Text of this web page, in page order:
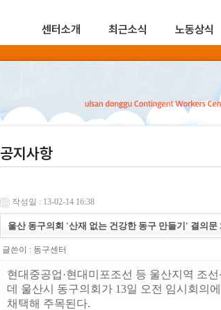
센터소개 최근소식 노동상식
공지사항
작성일 : 13-02-14 16:38
울산 동구의회 '산재 없는 건강한 동구 만들기' 결의문
글쓴이 : 동구센터
현대중공업·현대미포조선 등 울산지역 조
데 울산시 동구의회가 13일 오전 임시회의
채택해 주목된다.